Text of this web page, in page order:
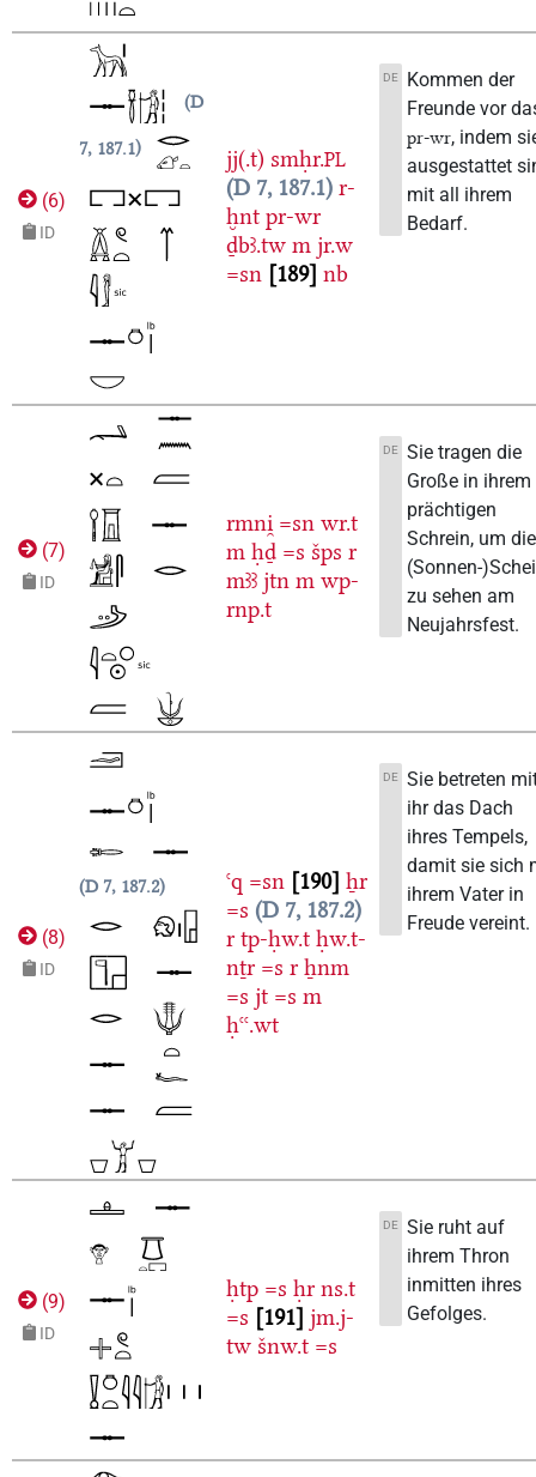
(6)
ID
D
7, 187.1 jj(.t) smḥr.PL
D 7, 187.1 r-
ḫnt pr-wr
ḏbꜣ.tw m jr.w
=sn 189 nb
DE
Kommen der
Freunde vor
pr-wr, indem
ausgestattet
mit all ihrem
Bedarf.
(7)
ID
rmni̯ =sn wr.t
m ḥḏ =s šps r
mꜣꜣ jtn m wp-
rnp.t
DE
Sie tragen die
Große in ihrem
prächtigen
Schrein, um die
(Sonnen-
zu sehen am
Neujahrsfest.
(8)
ID
D 7, 187.2 ꜥq =sn 190 ẖr
=s D 7, 187.2
r tp-ḥw.t ḥw.t-
nṯr =s r ẖnm
=s jt =s m
ḥꜥꜥ.wt
DE
Sie betreten
ihr das Dach
ihres Tempels,
damit sie sich
ihrem Vater in
Freude vereint.
(9)
ID
ḥtp =s ḥr ns.t
=s 191 jm.j-
tw šnw.t =s
DE
Sie ruht auf
ihrem Thron
inmitten ihres
Gefolges.